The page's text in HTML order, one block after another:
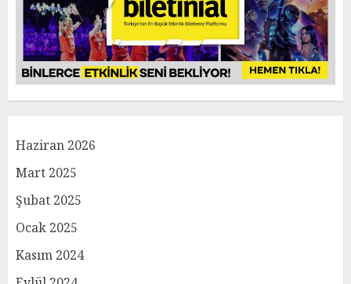
Haziran 2026
Mart 2025
Şubat 2025
Ocak 2025
Kasım 2024